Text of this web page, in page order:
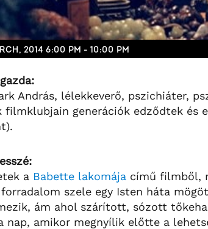
2014 6:00 PM - 10:00 PM
András, lélekkeverő, pszichiáter,
filmklubjain generációk edződtek és
a Babette lakomája című filmből,
szele egy Isten háta
ám ahol szárított, sózott
nap, amikor megnyílik előtte a